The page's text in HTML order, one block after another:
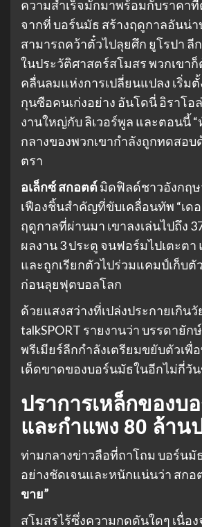
ความสำเร็จมักมาพร้อมกับราคา
จากที่ บอร์นมัธ สร้างฤดูกาลอันน่
สามารถคว้าตั๋วไปลุยศึก ยูโรปา ลี
ในประวัติศาสตร์สโมสร พวกเขา
คลื่นลมแห่งการเปลี่ยนแปลง เริ่มตั้
กุนซือคนเก่งอย่าง อันโดนี่ อิราโอ
งานใหญ่กับ ลิเวอร์พูล และตอนนี้ “
กลางของพวกเขากำลังถูกทดสอบ
ตรา
อเล็กซ์ สกอตต์มิดฟิลด์ชาวอังกฤษ
เฟืองชิ้นสำคัญที่ขับเคลื่อนทัพ “เดอ
ฤดูกาลที่ผ่านมา เขาลงเล่นไปถึง
ผลงาน 3 ประตู จนฟอร์มไปเตะตา
และถูกเรียกตัวไปร่วมแคมป์เก็บ
ก่อนลุยฟุตบอลโลก
ด้วยแสงสว่างที่เปล่งประกายเกิน
talkSPORT รายงานว่า บรรดายั
พรีเมียร์ลีกกำลังเตรียมขยับตัวเพื่
เด็ดขาดของบอร์นมัธในอีกไม่กี่วั
ปราการเหล็กของบ
และกำแพง 80 ล้าน
ท่ามกลางข่าวลือที่ถาโถม บอร์น
อย่างชัดเจนและหนักแน่นว่า สกอ
ขาย”
สโมสรไร้ซึ่งความกดดันใดๆ เนื่อง